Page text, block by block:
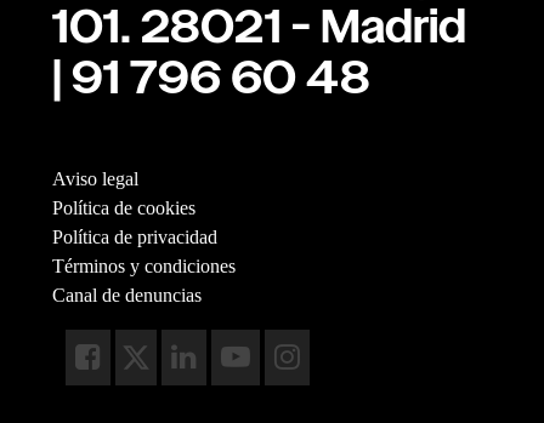
101. 28021 - Madrid
| 91 796 60 48
Aviso legal
Política de cookies
Política de privacidad
Términos y condiciones
Canal de denuncias